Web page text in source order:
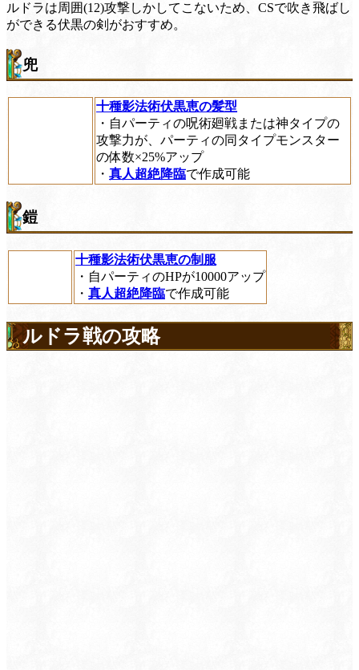
ルドラは周囲(12)攻撃しかしてこないため、CSで吹き飛ばし
ができる伏黒の剣がおすすめ。
兜
十種影法術伏黒恵の髪型
・自パーティの呪術廻戦または神タイプの
攻撃力が、パーティの同タイプモンスター
の体数×25%アップ
・ 真人超絶降臨で作成可能
鎧
十種影法術伏黒恵の制服
・自パーティのHPが10000アップ
・ 真人超絶降臨で作成可能
ルドラ戦の攻略